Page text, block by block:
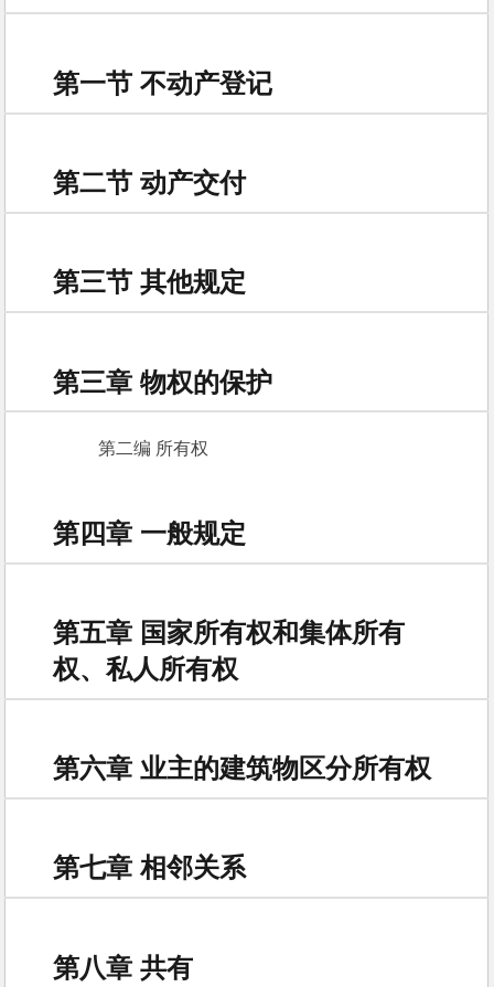
第一节 不动产登记
第二节 动产交付
第三节 其他规定
第三章 物权的保护
第二编 所有权
第四章 一般规定
第五章 国家所有权和集体所有
权、私人所有权
第六章 业主的建筑物区分所有权
第七章 相邻关系
第八章 共有